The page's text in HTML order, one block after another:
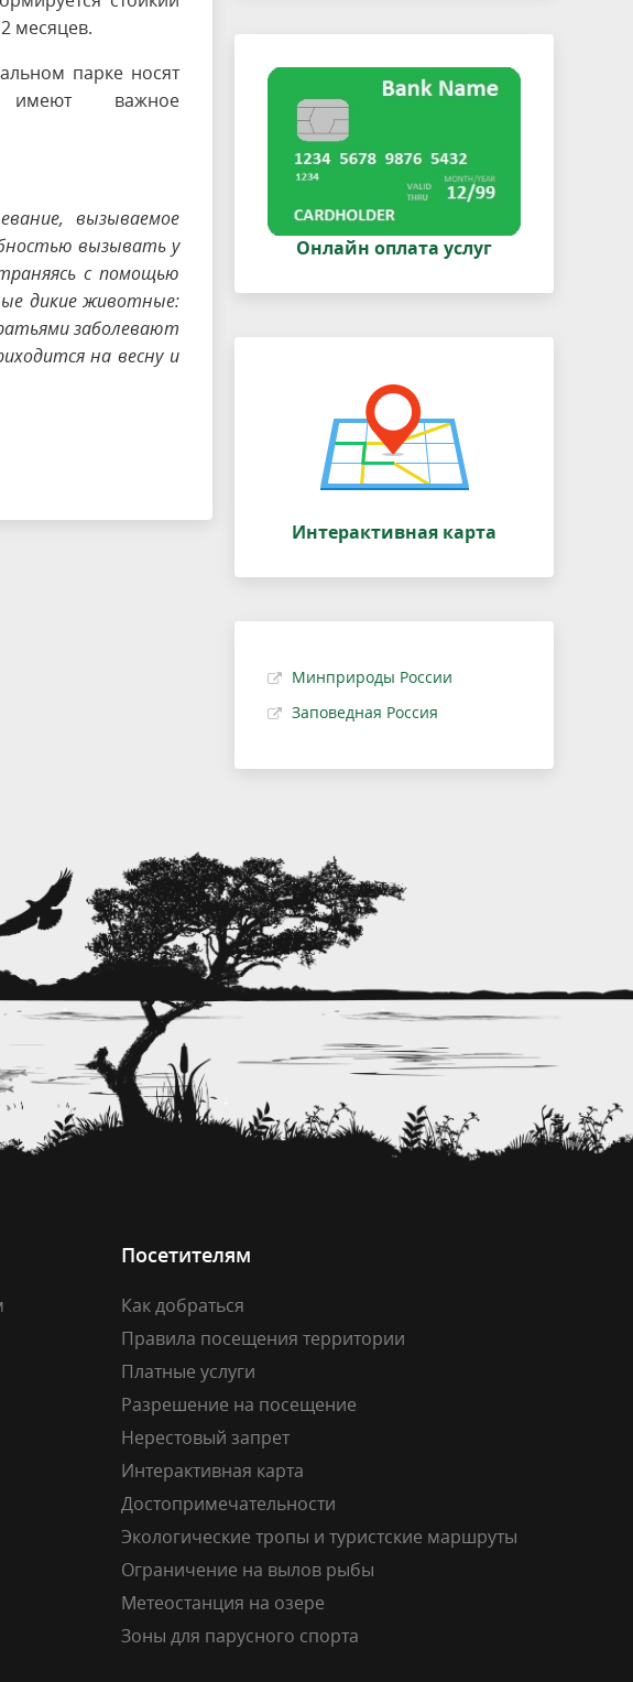
месяцев.
парке носят
важное
вызываемое
вызывать у
с помощью
дикие животные:
заболевают
на весну и
Онлайн оплата услуг
Интерактивная карта
Минприроды России
Заповедная Россия
Посетителям
Как добраться
Правила посещения территории
Платные услуги
Разрешение на посещение
Нерестовый запрет
Интерактивная карта
Достопримечательности
Экологические тропы и туристские маршруты
Ограничение на вылов рыбы
Метеостанция на озере
Зоны для парусного спорта